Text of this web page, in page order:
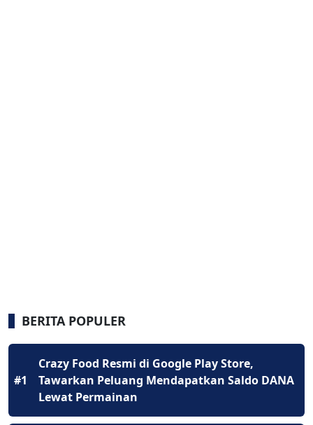
BERITA POPULER
#1
Crazy Food Resmi di Google Play Store,
Tawarkan Peluang Mendapatkan Saldo DANA
Lewat Permainan